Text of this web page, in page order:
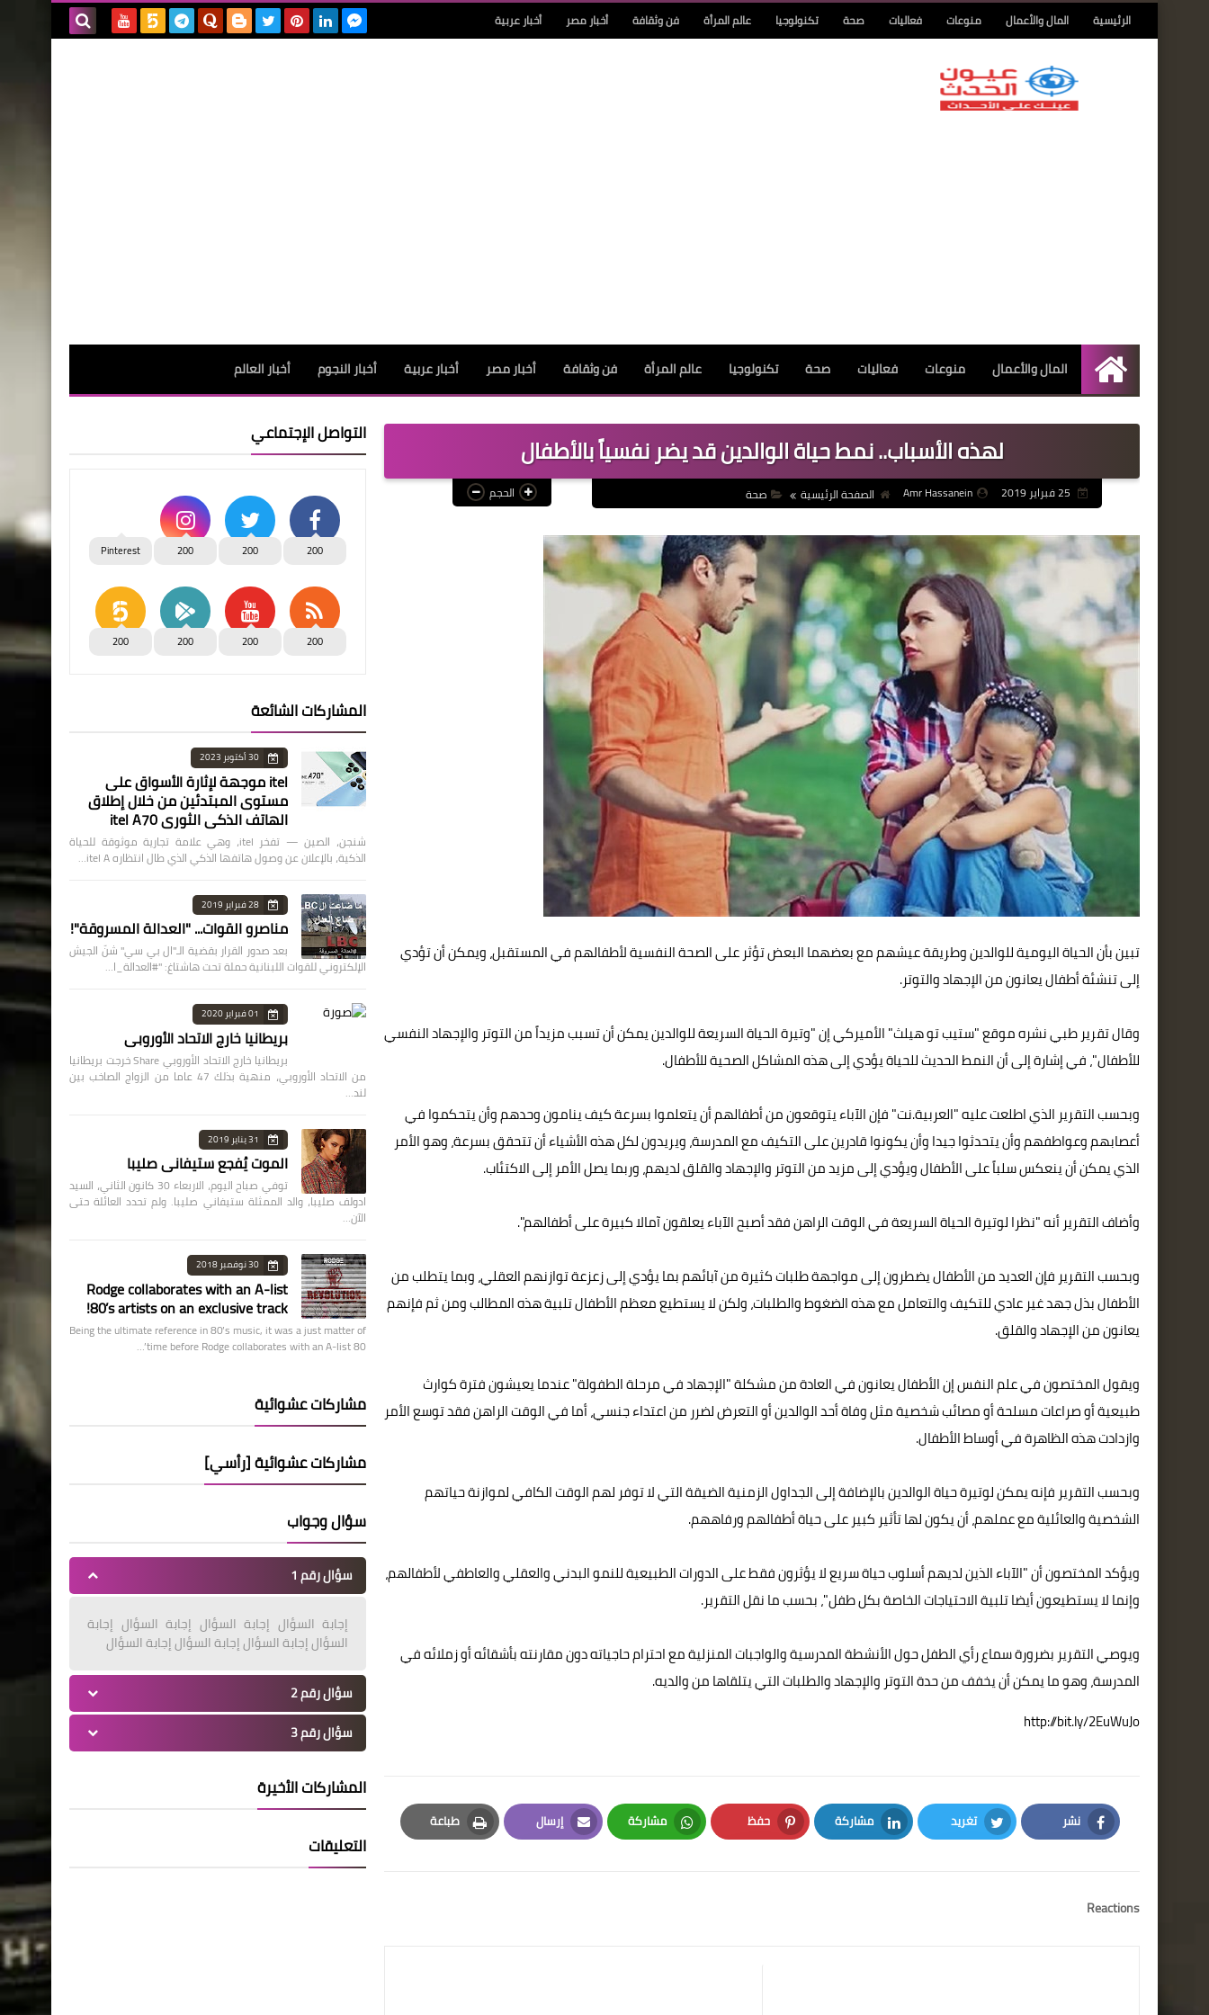
الرئيسية المال والأعمال منوعات فعاليات صحة تكنولوجيا عالم المرأة فن وثقافة أخبار مصر أخبار عربية
الرئيسية
المال والأعمال منوعات فعاليات صحة تكنولوجيا عالم المرأة فن وثقافة أخبار مصر أخبار عربية أخبار النجوم أخبار العالم
لهذه الأسباب.. نمط حياة الوالدين قد يضر نفسياً بالأطفال
Amr Hassanein الصفحة الرئيسية صحة الحجم
تبين بأن الحياة اليومية للوالدين وطريقة عيشهم مع بعضهما البعض تؤثر على الصحة النفسية لأطفالهم في المستقبل، ويمكن أن تؤدي
إلى تنشئة أطفال يعانون من الإجهاد والتوتر.
وقال تقرير طبي نشره موقع "ستيب تو هيلث" الأميركي إن "وتيرة الحياة السريعة للوالدين يمكن أن تسبب مزيداً من التوتر والإجهاد النفسي
للأطفال"، في إشارة إلى أن النمط الحديث للحياة يؤدي إلى هذه المشاكل الصحية للأطفال.
وبحسب التقرير الذي اطلعت عليه "العربية.نت" فإن الآباء يتوقعون من أطفالهم أن يتعلموا بسرعة كيف ينامون وحدهم وأن يتحكموا في
أعصابهم وعواطفهم وأن يتحدثوا جيدا وأن يكونوا قادرين على التكيف مع المدرسة، ويريدون لكل هذه الأشياء أن تتحقق بسرعة، وهو الأمر
الذي يمكن أن ينعكس سلباً على الأطفال ويؤدي إلى مزيد من التوتر والإجهاد والقلق لديهم، وربما يصل الأمر إلى الاكتئاب.
وأضاف التقرير أنه "نظرا لوتيرة الحياة السريعة في الوقت الراهن فقد أصبح الآباء يعلقون آمالا كبيرة على أطفالهم".
وبحسب التقرير فإن العديد من الأطفال يضطرون إلى مواجهة طلبات كثيرة من آبائهم بما يؤدي إلى زعزعة توازنهم العقلي، وبما يتطلب من
الأطفال بذل جهد غير عادي للتكيف والتعامل مع هذه الضغوط والطلبات، ولكن لا يستطيع معظم الأطفال تلبية هذه المطالب ومن ثم فإنهم
يعانون من الإجهاد والقلق.
ويقول المختصون في علم النفس إن الأطفال يعانون في العادة من مشكلة "الإجهاد في مرحلة الطفولة" عندما يعيشون فترة كوارث
طبيعية أو صراعات مسلحة أو مصائب شخصية مثل وفاة أحد الوالدين أو التعرض لضرر من اعتداء جنسي، أما في الوقت الراهن فقد توسع الأمر
وازدادت هذه الظاهرة في أوساط الأطفال.
وبحسب التقرير فإنه يمكن لوتيرة حياة الوالدين بالإضافة إلى الجداول الزمنية الضيقة التي لا توفر لهم الوقت الكافي لموازنة حياتهم
الشخصية والعائلية مع عملهم، أن يكون لها تأثير كبير على حياة أطفالهم ورفاههم.
ويؤكد المختصون أن "الآباء الذين لديهم أسلوب حياة سريع لا يؤثرون فقط على الدورات الطبيعية للنمو البدني والعقلي والعاطفي لأطفالهم،
وإنما لا يستطيعون أيضا تلبية الاحتياجات الخاصة بكل طفل"، بحسب ما نقل التقرير.
ويوصي التقرير بضرورة سماع رأي الطفل حول الأنشطة المدرسية والواجبات المنزلية مع احترام حاجياته دون مقارنته بأشقائه أو زملائه في
المدرسة، وهو ما يمكن أن يخفف من حدة التوتر والإجهاد والطلبات التي يتلقاها من والديه.
http://bit.ly/2EuWuJo
نشر
Facebook
تغريد
Twitter
مشاركة
LinkedIn
حفظ
Pinterest
مشاركة
Whatsapp
إرسال
Email
طباعة
Print
Reactions
التواصل الإجتماعي
200
200
200
Pinterest
200
200
200
200
المشاركات الشائعة
30 أكتوبر 2023
itel موجهة لإثارة الأسواق على
مستوى المبتدئين من خلال إطلاق
الهاتف الذكي الثوري itel A70
شنجن، الصين — تفخر itel، وهي علامة تجارية موثوقة للحياة
الذكية، بالإعلان عن وصول هاتفها الذكي الذي طال انتظاره itel A…
28 فبراير 2019
مناصرو القوات... "العدالة المسروقة"!
بعد صدور القرار بقضية الـ"ال بي سي" شنّ الجيش
الإلكتروني للقوات اللبنانية حملة تحت هاشتاغ: "#العدالة_ا…
01 فبراير 2020
بريطانيا خارج الاتحاد الأوروبي
بريطانيا خارج الاتحاد الأوروبي Share خرجت بريطانيا
من الاتحاد الأوروبي، منهية بذلك 47 عاما من الزواج الصاخب بين
لند…
31 يناير 2019
الموت يُفجع ستيفاني صليبا
توفي صباح اليوم، الاربعاء 30 كانون الثاني، السيد
ادولف صليبا، والد الممثلة ستيفاني صليبا. ولم تحدد العائلة حتى
الآن…
30 نوفمبر 2018
Rodge collaborates with an A-list
80’s artists on an exclusive track!
Being the ultimate reference in 80’s music, it was a just matter of
time before Rodge collaborates with an A-list 80’…
مشاركات عشوائية
مشاركات عشوائية [رأسي]
سؤال وجواب
سؤال رقم 1
إجابة السؤال إجابة السؤال إجابة السؤال إجابة
السؤال إجابة السؤال إجابة السؤال إجابة السؤال
سؤال رقم 2
سؤال رقم 3
المشاركات الأخيرة
التعليقات